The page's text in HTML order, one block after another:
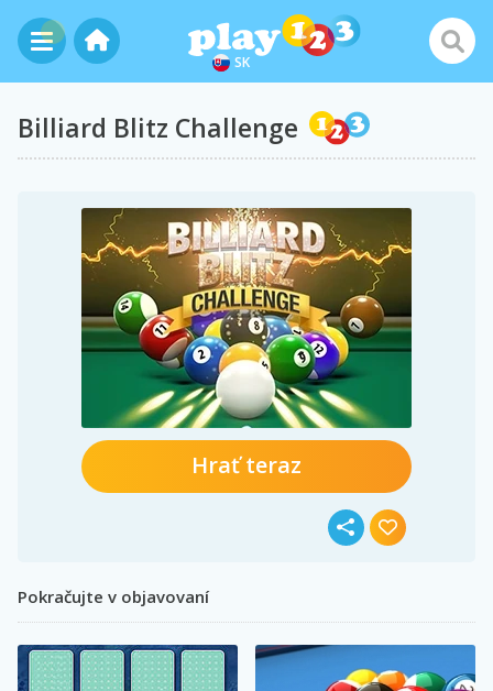
SK
Billiard Blitz Challenge
Hrať teraz
Pokračujte v objavovaní